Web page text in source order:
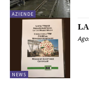
AZIENDE
NEWS